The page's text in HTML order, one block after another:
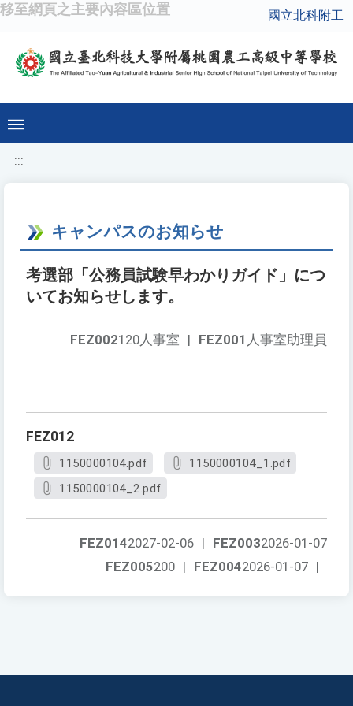
移至網頁之主要內容區位置 國立北科附工
:::
キャンパスのお知らせ
考選部「公務員試験早わかりガイド」につ
いてお知らせします。
FEZ001 人事室助理員
FEZ002120人事室 |
FEZ012
1150000104.pdf
1150000104_1.pdf
1150000104_2.pdf
FEZ0032026-01-07
FEZ0142027-02-06 |
FEZ0042026-01-07 |
FEZ005200 |